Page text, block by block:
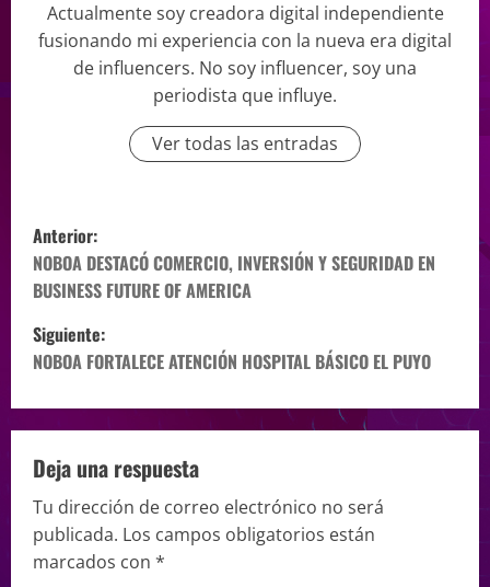
Actualmente soy creadora digital independiente
fusionando mi experiencia con la nueva era digital
de influencers. No soy influencer, soy una
periodista que influye.
Ver todas las entradas
Anterior:
NOBOA DESTACÓ COMERCIO, INVERSIÓN Y SEGURIDAD EN
BUSINESS FUTURE OF AMERICA
Siguiente:
NOBOA FORTALECE ATENCIÓN HOSPITAL BÁSICO EL PUYO
Deja una respuesta
Tu dirección de correo electrónico no será
publicada. Los campos obligatorios están
marcados con *